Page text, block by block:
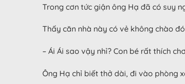
Trong cơn tức giận ông Hạ đã có suy
Thấy căn nhà này có vẻ không chào
– Ái Ái sao vậy nhỉ? Con bé rất thích
Ông Hạ chỉ biết thở dài, đi vào phòng